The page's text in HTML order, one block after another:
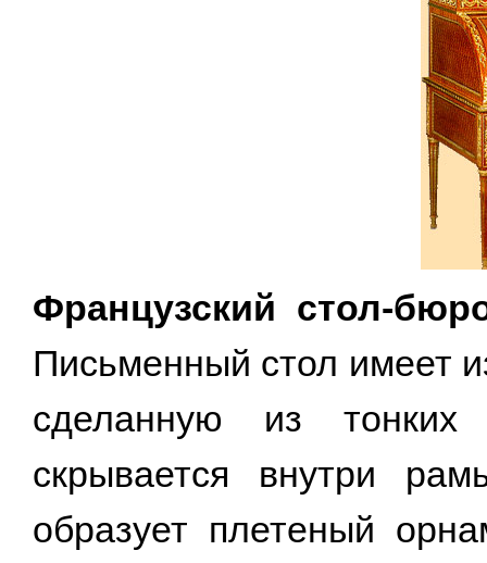
Французский стол-
Письменный стол имеет
сделанную из
скрывается внутри
образует плетеный